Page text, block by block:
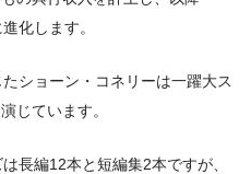
化します。
ショーン・コネリーは一躍大ス
じています。
長編12本と短編集2本ですが、